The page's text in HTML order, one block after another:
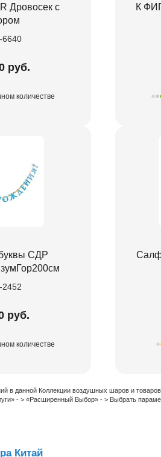
Дровосек с
6640
руб.
количестве
К
СДР
2452
руб.
количестве
в данной Коллекции воздушных шаров и
- > «Расширенный Выбор» - > Выбрать
Китай